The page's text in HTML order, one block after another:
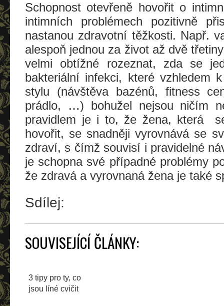
Schopnost otevřeně hovořit o
intimních problémech pozitivně
nastanou zdravotní těžkosti. Např.
alespoň jednou za život až dvě
velmi obtížné rozeznat, zda se
bakteriální infekci, které vzhledem
stylu (návštěva bazénů, fitness
prádlo, …) bohužel nejsou ničím
pravidlem je i to, že žena, která
hovořit, se snadněji vyrovnává se
zdraví, s čímž souvisí i pravidelné
je schopna své případné problémy
že zdravá a vyrovnaná žena je také
Sdílej:
SOUVISEJÍCÍ ČLÁNKY:
3 tipy pro ty, co
jsou líné cvičit